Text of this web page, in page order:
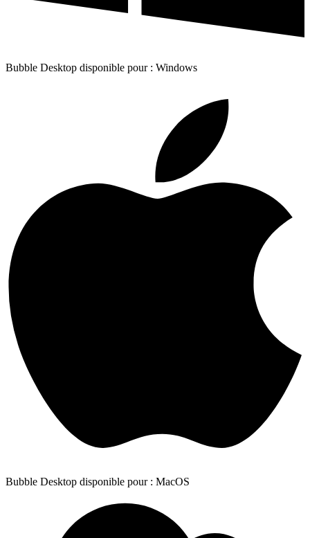
Bubble Desktop disponible pour : Windows
Bubble Desktop disponible pour : MacOS